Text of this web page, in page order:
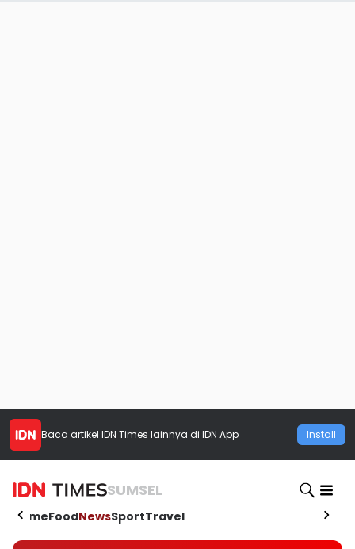
Baca artikel IDN Times lainnya di IDN App Install
SUMSEL
HomeFoodNewsSportTravel